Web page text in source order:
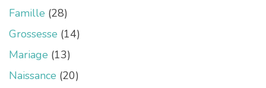
Famille (28)
Grossesse (14)
Mariage (13)
Naissance (20)